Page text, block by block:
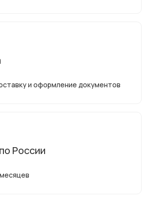
и оформление документов
России